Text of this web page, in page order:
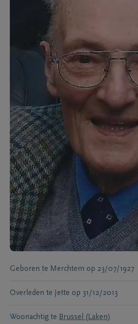
Geboren te Merchtem op 23/07/1927
Overleden te Jette op 31/12/2013
Woonachtig te Brussel (Laken)